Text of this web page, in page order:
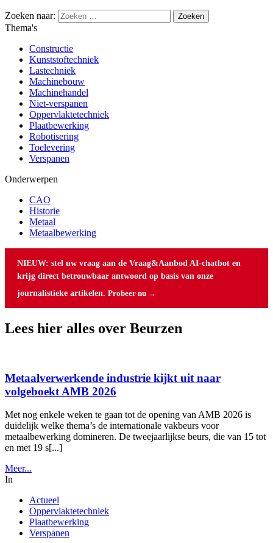
Zoeken naar:
Thema's
Constructie
Kunststoftechniek
Lastechniek
Machinebouw
Machinehandel
Niet-verspanen
Oppervlaktetechniek
Plaatbewerking
Robotisering
Toelevering
Verspanen
Onderwerpen
CAO
Historie
Metaal
Metaalbewerking
NIEUW: stel uw vraag aan de Vraag&Aanbod AI-chatbot en
krijg direct betrouwbaar antwoord op basis van onze
journalistieke artikelen. Probeer nu →
Lees hier alles over Beurzen
Metaalverwerkende industrie kijkt uit naar
volgeboekt AMB 2026
Met nog enkele weken te gaan tot de opening van AMB 2026 is
duidelijk welke thema’s de internationale vakbeurs voor
metaalbewerking domineren. De tweejaarlijkse beurs, die van 15 tot
en met 19 s[...]
Meer...
In
Actueel
Oppervlaktetechniek
Plaatbewerking
Verspanen